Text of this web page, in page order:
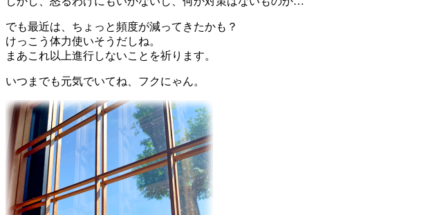
でも最近は、ちょっと頻度が減ってきたかも？
けっこう体力使いそうだしね。
まあこれ以上進行しないことを祈ります。
いつまでも元気でいてね、フクにゃん。